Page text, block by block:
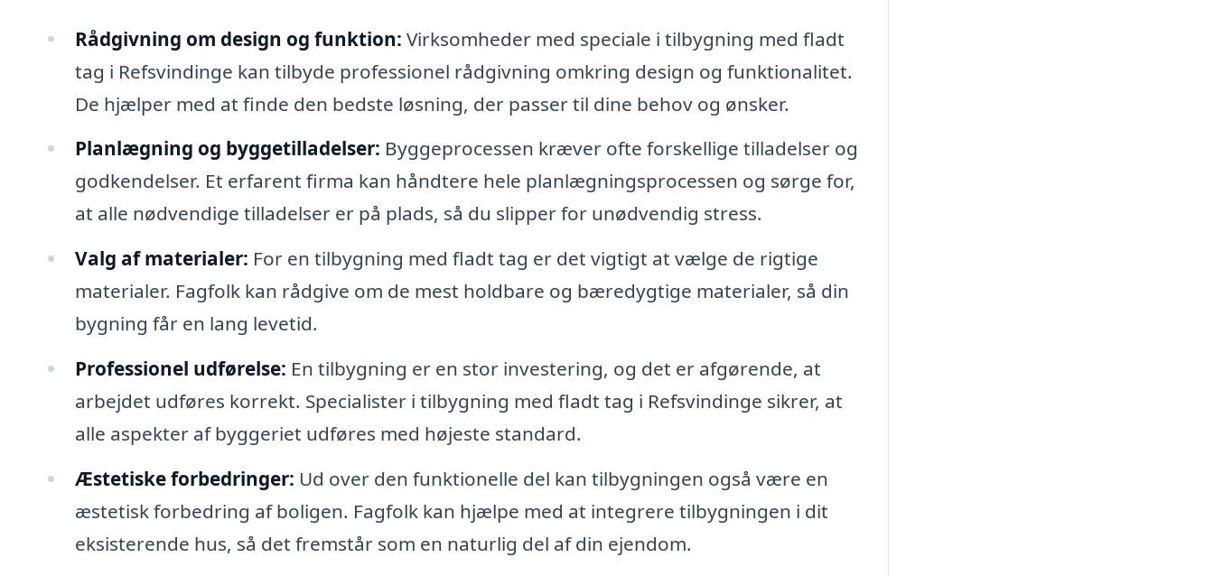
Rådgivning om design og funktion: Virksomheder med speciale i tilbygning med fladt
tag i Refsvindinge kan tilbyde professionel rådgivning omkring design og funktionalitet.
De hjælper med at finde den bedste løsning, der passer til dine behov og ønsker.
Planlægning og byggetilladelser: Byggeprocessen kræver ofte forskellige tilladelser og
godkendelser. Et erfarent firma kan håndtere hele planlægningsprocessen og sørge for,
at alle nødvendige tilladelser er på plads, så du slipper for unødvendig stress.
Valg af materialer: For en tilbygning med fladt tag er det vigtigt at vælge de rigtige
materialer. Fagfolk kan rådgive om de mest holdbare og bæredygtige materialer, så din
bygning får en lang levetid.
Professionel udførelse: En tilbygning er en stor investering, og det er afgørende, at
arbejdet udføres korrekt. Specialister i tilbygning med fladt tag i Refsvindinge sikrer, at
alle aspekter af byggeriet udføres med højeste standard.
Æstetiske forbedringer: Ud over den funktionelle del kan tilbygningen også være en
æstetisk forbedring af boligen. Fagfolk kan hjælpe med at integrere tilbygningen i dit
eksisterende hus, så det fremstår som en naturlig del af din ejendom.